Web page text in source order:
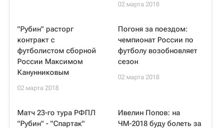
02 марта 2018
"Рубин" расторг
контракт с
футболистом сборной
России Максимом
Канунниковым
02 марта 2018
Погоня за поездом:
чемпионат России по
футболу возобновляет
сезон
02 марта 2018
Матч 23-го тура РФПЛ
"Рубин" - "Спартак"
Ивелин Попов: на
ЧМ-2018 буду болеть за